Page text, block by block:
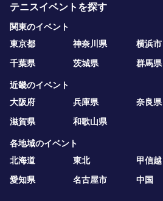
テニスイベントを探す
関東のイベント
東京都
神奈川県 横浜市
千葉県
茨城県 群馬県
近畿のイベント
大阪府
兵庫県 奈良県
滋賀県
和歌山県
各地域のイベント
北海道
東北 甲信越
愛知県
名古屋市 中国